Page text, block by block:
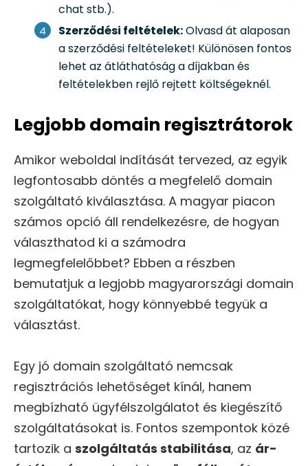
chat stb.).
Szerződési feltételek:Olvasd át alaposan
a szerződési feltételeket! Különösen fontos
lehet az átláthatóság a díjakban és
feltételekben rejlő rejtett költségeknél.
Legjobb domain regisztrátorok
Amikor weboldal indítását tervezed, az egyik
legfontosabb döntés a megfelelő domain
szolgáltató kiválasztása. A magyar piacon
számos opció áll rendelkezésre, de hogyan
választhatod ki a számodra
legmegfelelőbbet? Ebben a részben
bemutatjuk a legjobb magyarországi domain
szolgáltatókat, hogy könnyebbé tegyük a
választást.
Egy jó domain szolgáltató nemcsak
regisztrációs lehetőséget kínál, hanem
megbízható ügyfélszolgálatot és kiegészítő
szolgáltatásokat is. Fontos szempontok közé
tartozik a szolgáltatás stabilitása, az ár-